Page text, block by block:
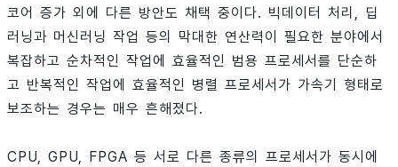
코어 증가 외에 다른 방안도 채택 중이다. 빅데이터 처리, 딥
러닝과 머신러닝 작업 등의 막대한 연산력이 필요한 분야에서
복잡하고 순차적인 작업에 효율적인 범용 프로세서를 단순하
고 반복적인 작업에 효율적인 병렬 프로세서가 가속기 형태로
보조하는 경우는 매우 흔해졌다.
CPU, GPU, FPGA 등 서로 다른 종류의 프로세서가 동시에